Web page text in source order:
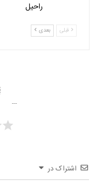
راحیل
قبلی بعدی
اشتراک در